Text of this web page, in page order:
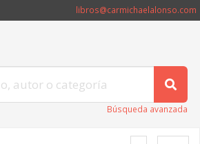
libros@carmichaelalonso.com
Búsqueda avanzada